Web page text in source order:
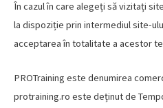
În cazul în care alegeți să vizitați
la dispoziție prin intermediul site-
acceptarea în totalitate a acestor
PROTraining este denumirea
protraining.ro este deținut de